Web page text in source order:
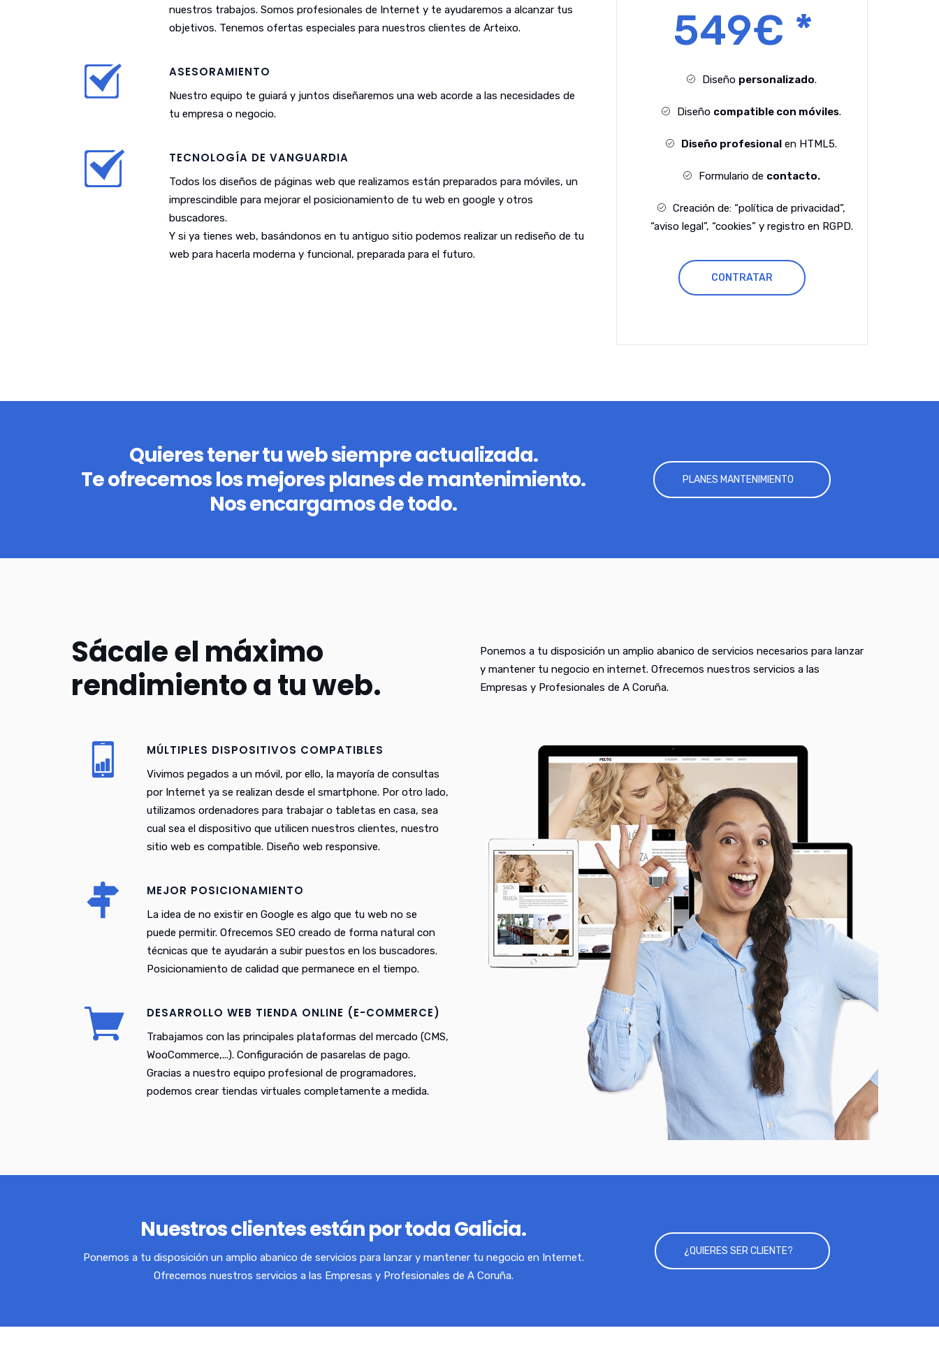
nuestros trabajos. Somos profesionales de Internet y te ayudaremos a alcanzar tus
objetivos. Tenemos ofertas especiales para nuestros clientes de Arteixo.
ASESORAMIENTO
Nuestro equipo te guiará y juntos diseñaremos una web acorde a las necesidades de
tu empresa o negocio.
TECNOLOGÍA DE VANGUARDIA
Todos los diseños de páginas web que realizamos están preparados para móviles, un
imprescindible para mejorar el posicionamiento de tu web en google y otros
buscadores.
Y si ya tienes web, basándonos en tu antiguo sitio podemos realizar un rediseño de tu
web para hacerla moderna y funcional, preparada para el futuro.
549€ *
Diseño personalizado.
Diseño compatible con móviles.
Diseño profesional en HTML5.
Formulario de contacto.
Creación de: “política de privacidad”,
“aviso legal”, “cookies” y registro en RGPD.
CONTRATAR
Quieres tener tu web siempre actualizada.
Te ofrecemos los mejores planes de mantenimiento.
Nos encargamos de todo.
PLANES MANTENIMIENTO
Sácale el máximo
rendimiento a tu web.
Ponemos a tu disposición un amplio abanico de servicios necesarios para lanzar
y mantener tu negocio en internet. Ofrecemos nuestros servicios a las
Empresas y Profesionales de A Coruña.
MÚLTIPLES DISPOSITIVOS COMPATIBLES
Vivimos pegados a un móvil, por ello, la mayoría de consultas
por Internet ya se realizan desde el smartphone. Por otro lado,
utilizamos ordenadores para trabajar o tabletas en casa, sea
cual sea el dispositivo que utilicen nuestros clientes, nuestro
sitio web es compatible. Diseño web responsive.
MEJOR POSICIONAMIENTO
La idea de no existir en Google es algo que tu web no se
puede permitir. Ofrecemos SEO creado de forma natural con
técnicas que te ayudarán a subir puestos en los buscadores.
Posicionamiento de calidad que permanece en el tiempo.
DESARROLLO WEB TIENDA ONLINE (E-COMMERCE)
Trabajamos con las principales plataformas del mercado (CMS,
WooCommerce,...). Configuración de pasarelas de pago.
Gracias a nuestro equipo profesional de programadores,
podemos crear tiendas virtuales completamente a medida.
Nuestros clientes están por toda Galicia.
Ponemos a tu disposición un amplio abanico de servicios para lanzar y mantener tu negocio en Internet.
Ofrecemos nuestros servicios a las Empresas y Profesionales de A Coruña.
¿QUIERES SER CLIENTE?